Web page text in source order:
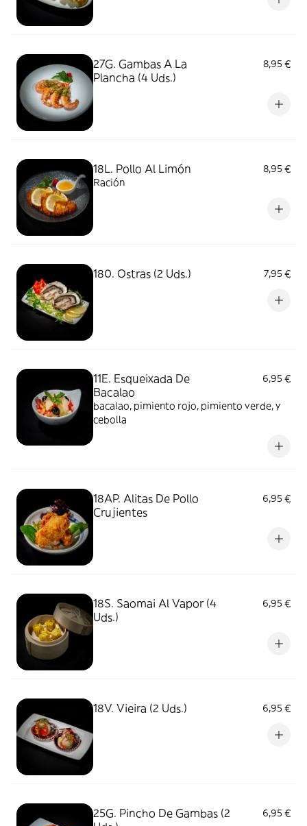
27G. Gambas A La
Plancha (4 Uds.)
8,95 €
18L. Pollo Al Limón
8,95 €
Ración
180. Ostras (2 Uds.) 7,95 €
11E. Esqueixada De
Bacalao
6,95 €
bacalao, pimiento rojo, pimiento verde, y
cebolla
18AP. Alitas De Pollo
Crujientes
6,95 €
18S. Saomai Al Vapor (4
Uds.)
6,95 €
18V. Vieira (2 Uds.) 6,95 €
25G. Pincho De Gambas (2
6,95 €